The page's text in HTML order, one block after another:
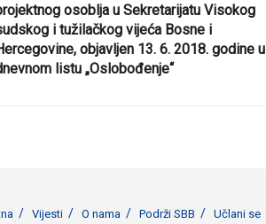
osoblja u Sekretarijatu Visokog
i tužilačkog vijeća Bosne i
objavljen 13. 6. 2018. godine u
listu „Oslobođenje“
Vijesti O nama Podrži SBB Učlani se